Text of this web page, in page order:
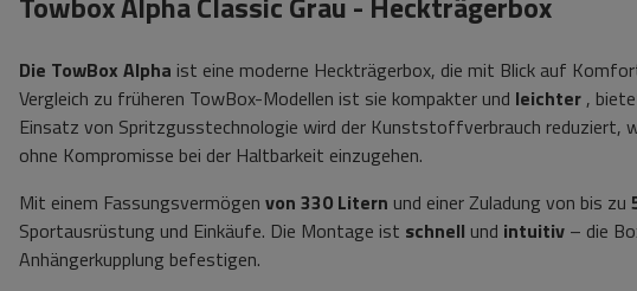
Die TowBox Alpha ist eine moderne Heckträgerbox, die mit Blick auf
Vergleich zu früheren TowBox-Modellen ist sie kompakter und leichter ,
Einsatz von Spritzgusstechnologie wird der Kunststoffverbrauch reduziert,
ohne Kompromisse bei der Haltbarkeit einzugehen.
Mit einem Fassungsvermögen von 330 Litern und einer Zuladung von bis zu
Sportausrüstung und Einkäufe. Die Montage ist schnell und intuitiv – die
Anhängerkupplung befestigen.